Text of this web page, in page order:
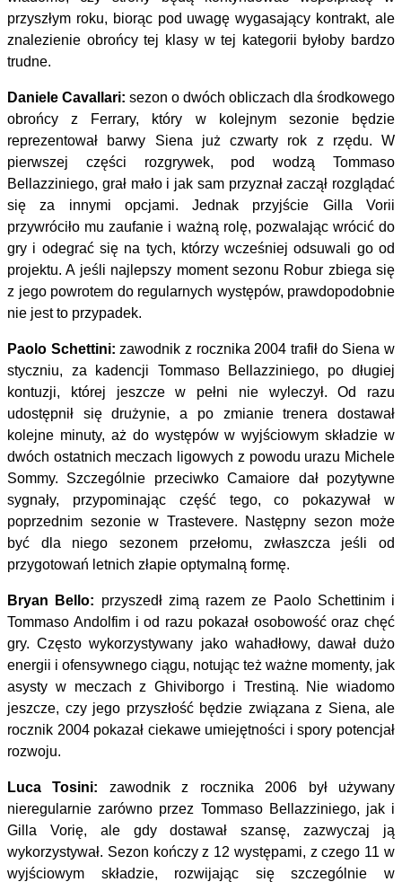
przyszłym roku, biorąc pod uwagę wygasający kontrakt, ale
znalezienie obrońcy tej klasy w tej kategorii byłoby bardzo
trudne.
Daniele Cavallari: sezon o dwóch obliczach dla środkowego
obrońcy z Ferrary, który w kolejnym sezonie będzie
reprezentował barwy Siena już czwarty rok z rzędu. W
pierwszej części rozgrywek, pod wodzą Tommaso
Bellazziniego, grał mało i jak sam przyznał zaczął rozglądać
się za innymi opcjami. Jednak przyjście Gilla Vorii
przywróciło mu zaufanie i ważną rolę, pozwalając wrócić do
gry i odegrać się na tych, którzy wcześniej odsuwali go od
projektu. A jeśli najlepszy moment sezonu Robur zbiega się
z jego powrotem do regularnych występów, prawdopodobnie
nie jest to przypadek.
Paolo Schettini:zawodnik z rocznika 2004 trafił do Siena w
styczniu, za kadencji Tommaso Bellazziniego, po długiej
kontuzji, której jeszcze w pełni nie wyleczył. Od razu
udostępnił się drużynie, a po zmianie trenera dostawał
kolejne minuty, aż do występów w wyjściowym składzie w
dwóch ostatnich meczach ligowych z powodu urazu Michele
Sommy. Szczególnie przeciwko Camaiore dał pozytywne
sygnały, przypominając część tego, co pokazywał w
poprzednim sezonie w Trastevere. Następny sezon może
być dla niego sezonem przełomu, zwłaszcza jeśli od
przygotowań letnich złapie optymalną formę.
Bryan Bello: przyszedł zimą razem ze Paolo Schettinim i
Tommaso Andolfim i od razu pokazał osobowość oraz chęć
gry. Często wykorzystywany jako wahadłowy, dawał dużo
energii i ofensywnego ciągu, notując też ważne momenty, jak
asysty w meczach z Ghiviborgo i Trestiną. Nie wiadomo
jeszcze, czy jego przyszłość będzie związana z Siena, ale
rocznik 2004 pokazał ciekawe umiejętności i spory potencjał
rozwoju.
Luca Tosini: zawodnik z rocznika 2006 był używany
nieregularnie zarówno przez Tommaso Bellazziniego, jak i
Gilla Vorię, ale gdy dostawał szansę, zazwyczaj ją
wykorzystywał. Sezon kończy z 12 występami, z czego 11 w
wyjściowym składzie, rozwijając się szczególnie w